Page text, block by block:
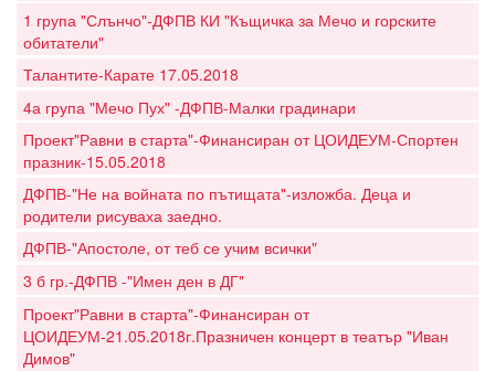
1 група "Слънчо"-ДФПВ КИ "Къщичка за Мечо и горските
обитатели"
Талантите-Карате 17.05.2018
4а група "Мечо Пух" -ДФПВ-Малки градинари
Проект"Равни в старта"-Финансиран от ЦОИДЕУМ-Спортен
празник-15.05.2018
ДФПВ-"Не на войната по пътищата"-изложба. Деца и
родители рисуваха заедно.
ДФПВ-"Апостоле, от теб се учим всички"
3 б гр.-ДФПВ -"Имен ден в ДГ"
Проект"Равни в старта"-Финансиран от
ЦОИДЕУМ-21.05.2018г.Празничен концерт в театър "Иван
Димов"